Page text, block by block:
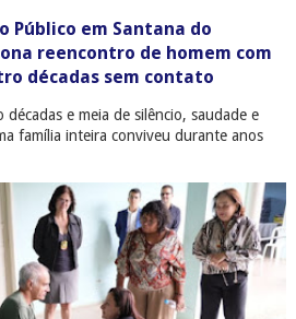
Público em Santana do
reencontro de homem com
décadas sem contato
e meia de silêncio, saudade e
família inteira conviveu durante anos